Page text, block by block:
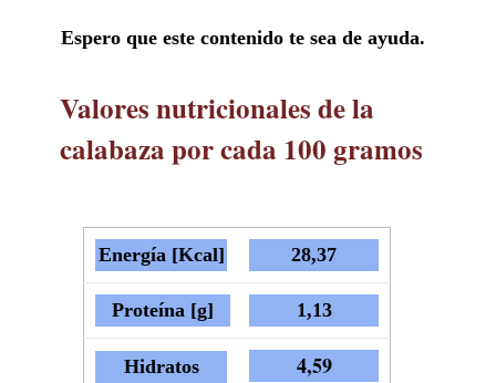
Espero que este contenido te sea de ayuda.
Valores nutricionales de la
calabaza por cada 100 gramos
Energía [Kcal] 28,37
Proteína [g] 1,13
Hidratos
4,59